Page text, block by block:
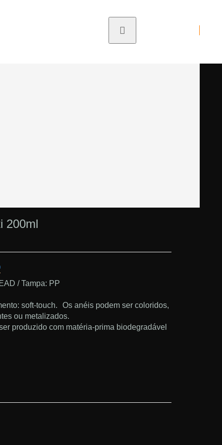
200ml
/ Tampa: PP
soft-touch. Os anéis podem ser coloridos,
ou metalizados.
produzido com matéria-prima biodegradável